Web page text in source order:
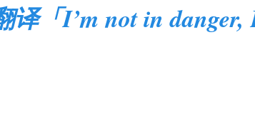
译「I’m not in danger,